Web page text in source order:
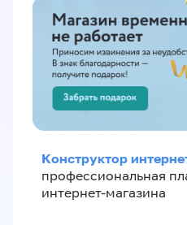
Конструктор
профессиональная
интернет-магазина